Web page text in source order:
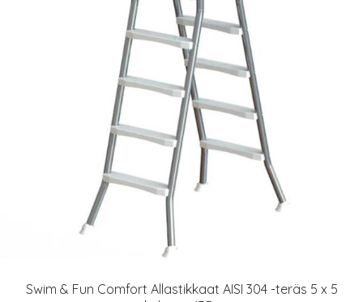
Swim & Fun Comfort Allastikkaat AISI 304 -teräs 5 x 5